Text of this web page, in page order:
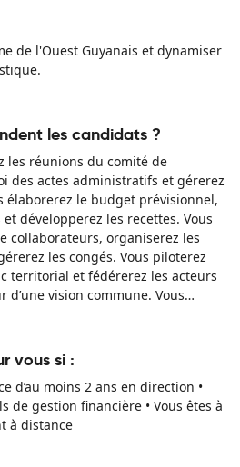
de l'Ouest Guyanais et dynamiser
les candidats ?
les réunions du comité de
des actes administratifs et gérerez
élaborerez le budget prévisionnel,
développerez les recettes. Vous
collaborateurs, organiserez les
les congés. Vous piloterez
territorial et fédérerez les acteurs
vision commune. Vous
comptables et l’édition
le comité de direction.
vous si :
d’au moins 2 ans en direction •
de gestion financière • Vous êtes à
à distance